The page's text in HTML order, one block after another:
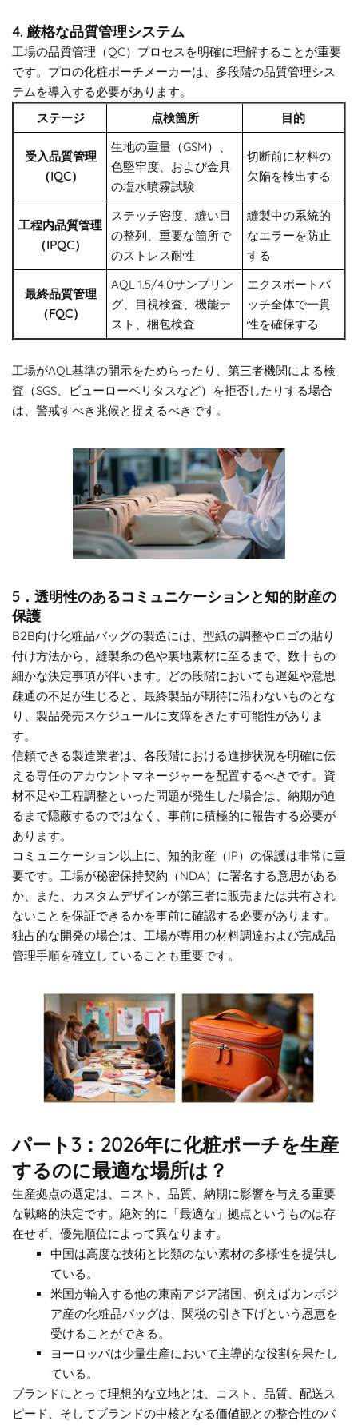
4. 厳格な品質管理システム
工場の品質管理（QC）プロセスを明確に理解することが重要
です。プロの化粧ポーチメーカーは、多段階の品質管理シス
テムを導入する必要があります。
ステージ
点検箇所 目的
受入品質管理
（IQC）
生地の重量（GSM）、
色堅牢度、および金具
の塩水噴霧試験
切断前に材料の
欠陥を検出する
工程内品質管理
（IPQC）
ステッチ密度、縫い目
の整列、重要な箇所で
のストレス耐性
縫製中の系統的
なエラーを防止
する
最終品質管理
（FQC）
AQL 1.5/4.0サンプリン
グ、目視検査、機能テ
スト、梱包検査
エクスポートバ
ッチ全体で一貫
性を確保する
工場がAQL基準の開示をためらったり、第三者機関による検
査（SGS、ビューローベリタスなど）を拒否したりする場合
は、警戒すべき兆候と捉えるべきです。
5．透明性のあるコミュニケーションと知的財産の
保護
B2B向け化粧品バッグの製造には、型紙の調整やロゴの貼り
付け方法から、縫製糸の色や裏地素材に至るまで、数十もの
細かな決定事項が伴います。どの段階においても遅延や意思
疎通の不足が生じると、最終製品が期待に沿わないものとな
り、製品発売スケジュールに支障をきたす可能性がありま
す。
信頼できる製造業者は、各段階における進捗状況を明確に伝
える専任のアカウントマネージャーを配置するべきです。資
材不足や工程調整といった問題が発生した場合は、納期が迫
るまで隠蔽するのではなく、事前に積極的に報告する必要が
あります。
コミュニケーション以上に、知的財産（IP）の保護は非常に重
要です。工場が秘密保持契約（NDA）に署名する意思がある
か、また、カスタムデザインが第三者に販売または共有され
ないことを保証できるかを事前に確認する必要があります。
独占的な開発の場合は、工場が専用の材料調達および完成品
管理手順を確立していることも重要です。
パート3：2026年に化粧ポーチを生産
するのに最適な場所は？
生産拠点の選定は、コスト、品質、納期に影響を与える重要
な戦略的決定です。絶対的に「最適な」拠点というものは存
在せず、優先順位によって異なります。
中国は高度な技術と比類のない素材の多様性を提供し
ている。
米国が輸入する他の東南アジア諸国、例えばカンボジ
ア産の化粧品バッグは、関税の引き下げという恩恵を
受けることができる。
ヨーロッパは少量生産において主導的な役割を果たし
ている。
ブランドにとって理想的な立地とは、コスト、品質、配送ス
ピード、そしてブランドの中核となる価値観との整合性のバ